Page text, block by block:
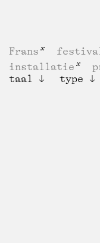
Frans
installatie
taal
type